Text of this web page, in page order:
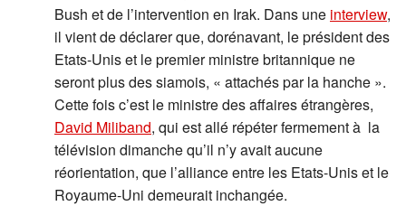
Bush et de l’intervention en Irak. Dans une interview,
il vient de déclarer que, dorénavant, le président des
Etats-Unis et le premier ministre britannique ne
seront plus des siamois, « attachés par la hanche ».
Cette fois c’est le ministre des affaires étrangères,
David Miliband, qui est allé répéter fermement à la
télévision dimanche qu’il n’y avait aucune
réorientation, que l’alliance entre les Etats-Unis et le
Royaume-Uni demeurait inchangée.